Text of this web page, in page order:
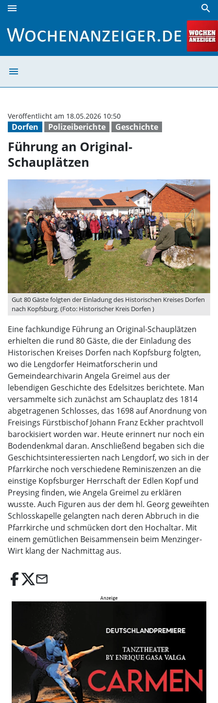
menu search
menu
Dorfen Polizeiberichte Geschichte
Veröffentlicht am 18.05.2026 10:50
Führung an Original-
Schauplätzen
Gut 80 Gäste folgten der Einladung des Historischen Kreises Dorfen
nach Kopfsburg. (Foto: Historischer Kreis Dorfen )
Eine fachkundige Führung an Original-Schauplätzen
erhielten die rund 80 Gäste, die der Einladung des
Historischen Kreises Dorfen nach Kopfsburg folgten,
wo die Lengdorfer Heimatforscherin und
Gemeindearchivarin Angela Greimel aus der
lebendigen Geschichte des Edelsitzes berichtete. Man
versammelte sich zunächst am Schauplatz des 1814
abgetragenen Schlosses, das 1698 auf Anordnung von
Freisings Fürstbischof Johann Franz Eckher prachtvoll
barockisiert worden war. Heute erinnert nur noch ein
Bodendenkmal daran. Anschließend begaben sich die
Geschichtsinteressierten nach Lengdorf, wo sich in der
Pfarrkirche noch verschiedene Reminiszenzen an die
einstige Kopfsburger Herrschaft der Edlen Kopf und
Preysing finden, wie Angela Greimel zu erklären
wusste. Auch Figuren aus der dem hl. Georg geweihten
Schlosskapelle gelangten nach deren Abbruch in die
Pfarrkirche und schmücken dort den Hochaltar. Mit
einem gemütlichen Beisammensein beim Menzinger-
Wirt klang der Nachmittag aus.
email